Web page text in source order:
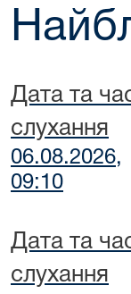
Дата та
слухання
06.08.2026,
09:10
Дата та
слухання